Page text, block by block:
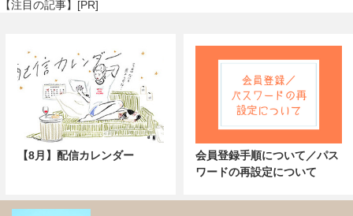
【注目の記事】[PR]
【8月】配信カレンダー
会員登録手順について／パス
ワードの再設定について